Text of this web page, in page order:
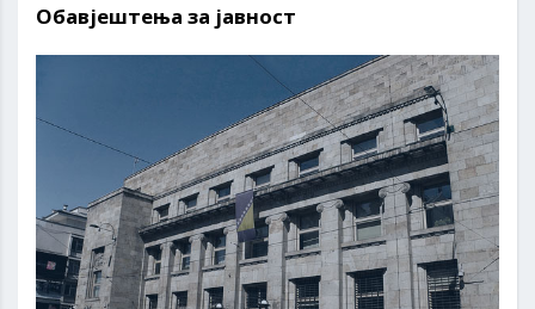
Обавјештења за јавност